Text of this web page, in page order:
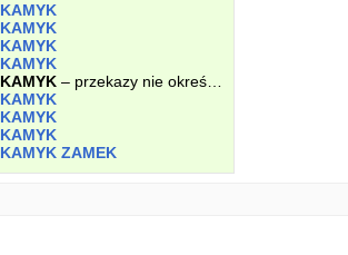
KAMYK
KAMYK
KAMYK
KAMYK
KAMYK – przekazy nie określone.
KAMYK
KAMYK
KAMYK
KAMYK ZAMEK